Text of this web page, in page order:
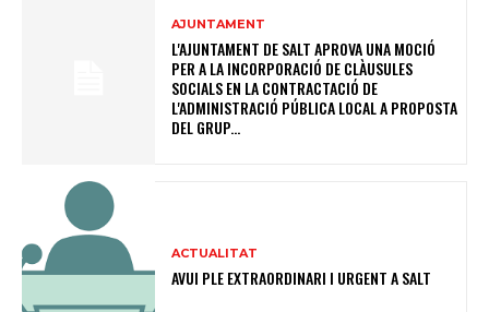
AJUNTAMENT
L'AJUNTAMENT DE SALT APROVA UNA MOCIÓ
PER A LA INCORPORACIÓ DE CLÀUSULES
SOCIALS EN LA CONTRACTACIÓ DE
L'ADMINISTRACIÓ PÚBLICA LOCAL A PROPOSTA
DEL GRUP...
ACTUALITAT
AVUI PLE EXTRAORDINARI I URGENT A SALT